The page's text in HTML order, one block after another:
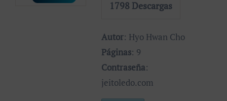
1798 Descargas
Autor: Hyo Hwan Cho
Páginas: 9
Contraseña:
jeitoledo.com